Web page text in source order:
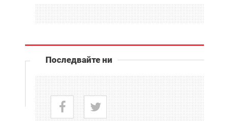
Последвайте ни